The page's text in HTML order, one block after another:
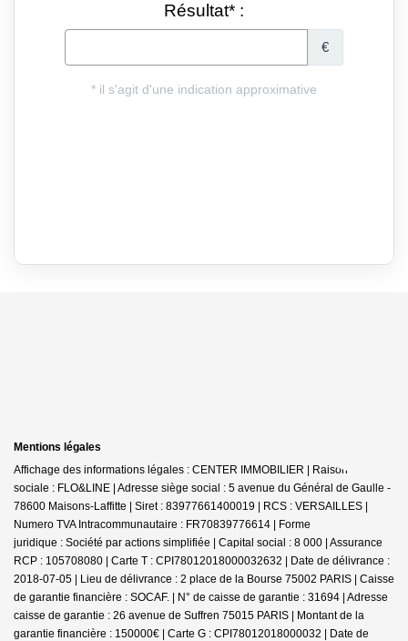
Mentions légales
Affichage des informations légales : CENTER IMMOBILIER | Raison
sociale : FLO&LINE | Adresse siège social : 5 avenue du Général de Gaulle -
78600 Maisons-Laffitte | Siret : 83977661400019 | RCS : VERSAILLES |
Numero TVA Intracommunautaire : FR70839776614 | Forme
juridique : Société par actions simplifiée | Capital social : 8 000 | Assurance
RCP : 105708080 | Carte T : CPI78012018000032632 | Date de délivrance :
2018-07-05 | Lieu de délivrance : 2 place de la Bourse 75002 PARIS | Caisse
de garantie financière : SOCAF. | N° de caisse de garantie : 31694 | Adresse
caisse de garantie : 26 avenue de Suffren 75015 PARIS | Montant de la
garantie financière : 150000€ | Carte G : CPI78012018000032 | Date de